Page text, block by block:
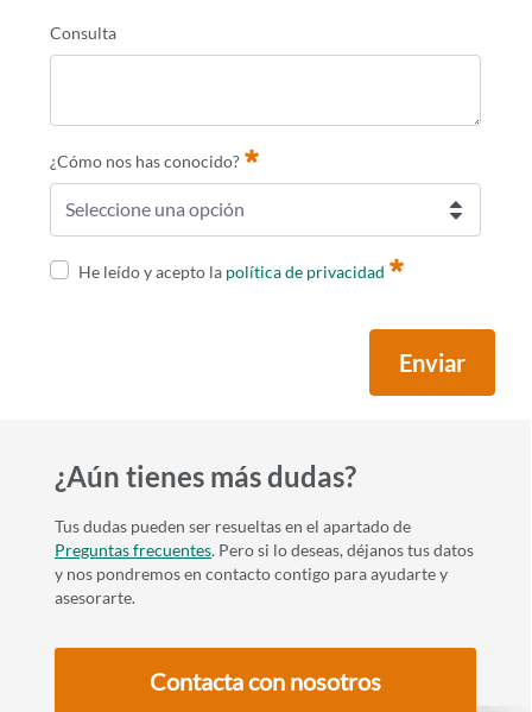
Consulta
¿Cómo nos has conocido?
Seleccione una opción
He leído y acepto la política de privacidad
Enviar
¿Aún tienes más dudas?
Tus dudas pueden ser resueltas en el apartado de
Preguntas frecuentes. Pero si lo deseas, déjanos tus datos
y nos pondremos en contacto contigo para ayudarte y
asesorarte.
Contacta con nosotros